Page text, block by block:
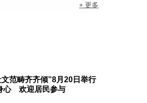
+ 更多
文范畴齐齐倾”8月20日举行
心 欢迎居民参与